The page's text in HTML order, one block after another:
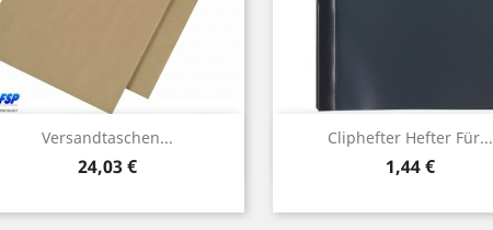
Versandtaschen...
Preis
24,03 €
Vorschau Cliphefter Hefter Für...
Preis
1,44 €
Vorschau